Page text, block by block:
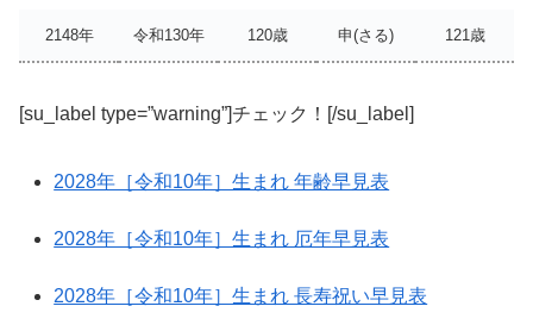
2148年 令和130年 120歳 申(さる) 121歳
[su_label type=”warning”]チェック！[/su_label]
2028年［令和10年］生まれ 年齢早見表
2028年［令和10年］生まれ 厄年早見表
2028年［令和10年］生まれ 長寿祝い早見表